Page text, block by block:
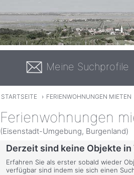
Meine Suchprofile
STARTSEITE › FERIENWOHNUNGEN MIETEN
Ferienwohnungen
(Eisenstadt-Umgebung, Burgenland)
Derzeit sind keine Objekte
Erfahren Sie als erster sobald wieder
verfügbar sind indem sie sich einen